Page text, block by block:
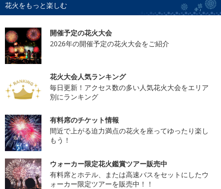
花火をもっと楽しむ
開催予定の花火大会
2026年の開催予定の花火大会をご紹介
花火大会人気ランキング
毎日更新！アクセス数の多い人気花火大会をエリア
別にランキング
有料席のチケット情報
間近で上がる迫力満点の花火を座ってゆったり楽し
もう！
ウォーカー限定花火鑑賞ツアー販売中
有料席とホテル、または高速バスをセットにしたウ
ォーカー限定ツアーを販売中！！